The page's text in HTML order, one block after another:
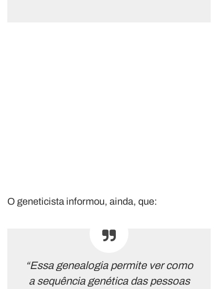
O geneticista informou, ainda, que:
“Essa genealogia permite ver como
a sequência genética das pessoas